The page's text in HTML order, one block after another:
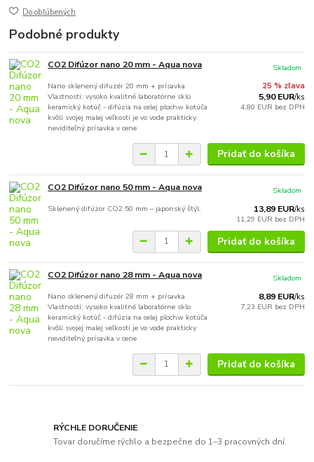
Do obľúbených
Podobné produkty
CO2 Difúzor nano 20 mm - Aqua nova
Nano sklenený difuzér 20 mm + prísavka
Vlastnosti: vysoko kvalitné laboratórne sklo
keramický kotúč - difúzia na celej plochw kotúča
kvôli svojej malej veľkosti je vo vode prakticky
neviditeľný prísavka v cene
25 % zľava
5,90 EUR/ks
4,80 EUR bez DPH
Skladom
Pridať do košíka
CO2 Difúzor nano 50 mm - Aqua nova
Sklenený difúzor CO2 50 mm – japonský štýl. 13,89 EUR/ks
11,29 EUR bez DPH
Skladom
Pridať do košíka
CO2 Difúzor nano 28 mm - Aqua nova
Nano sklenený difuzér 28 mm + prísavka
Vlastnosti: vysoko kvalitné laboratórne sklo
keramický kotúč - difúzia na celej plochw kotúča
kvôli svojej malej veľkosti je vo vode prakticky
neviditeľný prísavka v cene
8,89 EUR/ks
7,23 EUR bez DPH
Skladom
Pridať do košíka
RÝCHLE DORUČENIE
Tovar doručíme rýchlo a bezpečne do 1–3 pracovných dní.